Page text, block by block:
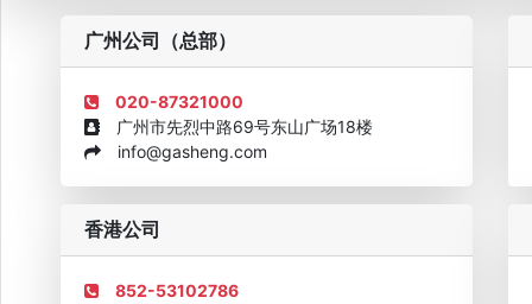
企业诚信AAAAA奖牌2015 欧美澳最具价值品牌移民机构
广州公司（总部）
020-87321000
广州市先烈中路69号东山广场18楼
info@gasheng.com
香港公司
852-53102786